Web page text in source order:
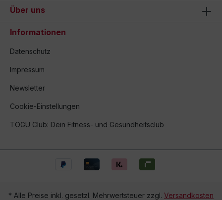
Über uns
Informationen
Datenschutz
Impressum
Newsletter
Cookie-Einstellungen
TOGU Club: Dein Fitness- und Gesundheitsclub
* Alle Preise inkl. gesetzl. Mehrwertsteuer zzgl. Versandkosten